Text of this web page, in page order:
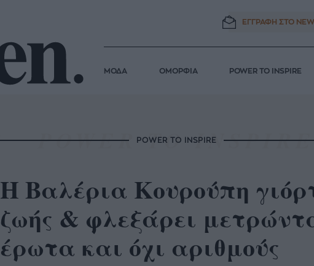
ΕΓΓΡΑΦΗ ΣΤΟ
ΜΟΔΑ ΟΜΟΡΦΙΑ POWER TO INSPIRE
POWER TO INSPIRE
Η Βαλέρια Κουρούπη
ζωής & φλεξάρει
έρωτα και όχι αριθμούς